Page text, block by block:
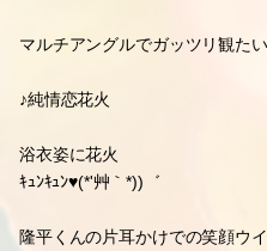
マルチアングルでガッツリ観た
♪純情恋花火
浴衣姿に花火
ｷｭﾝｷｭﾝ♥(*'艸｀*))゛
隆平くんの片耳かけでの笑顔ウイ